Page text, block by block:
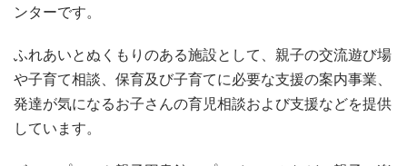
ンターです。
ふれあいとぬくもりのある施設として、親子の交流遊び場
や子育て相談、保育及び子育てに必要な支援の案内事業、
発達が気になるお子さんの育児相談および支援などを提供
しています。